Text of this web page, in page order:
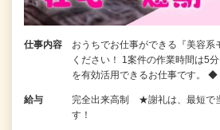
仕事内容
おうちでお仕事ができる『美容系
ください！ 1案件の作業時間は5
を有効活用できるお仕事です。
給与
完全出来高制 ★謝礼は、最短で
す！